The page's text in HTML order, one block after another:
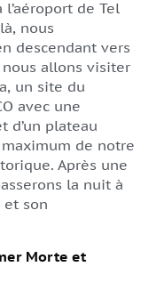
de Tel
nous
descendant vers
allons visiter
un site du
avec une
d’un plateau
de notre
Après une
la nuit à
et son
Morte et